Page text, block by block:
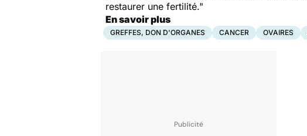
restaurer une fertilité."
En savoir plus
GREFFES, DON D'ORGANES CANCER OVAIRES